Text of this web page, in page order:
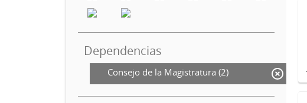
Dependencias
Consejo de la Magistratura (2)